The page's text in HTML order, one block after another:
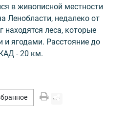
в живописной местности
Ленобласти, недалеко от
находятся леса, которые
ягодами. Расстояние до
- 20 км.
земельные
Площади участков 6-12
дома имеется возможность
проектов домов.
129 кв. метров,